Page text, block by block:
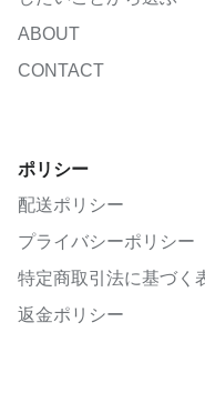
ABOUT
CONTACT
ポリシー
配送ポリシー
プライバシーポリシー
特定商取引法に基づく
返金ポリシー